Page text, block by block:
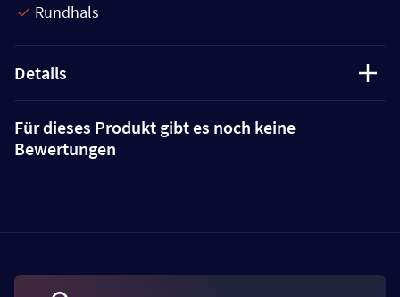
Rundhals
Details
Für dieses Produkt gibt es noch keine
Bewertungen